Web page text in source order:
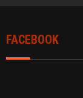
FACEBOOK